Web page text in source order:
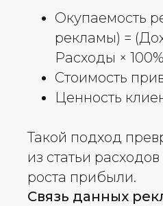
Окупаемость
рекламы) =
Расходы × 100%
Стоимость
Ценность
Такой подход
из статьи
роста прибыли.
Связь данных